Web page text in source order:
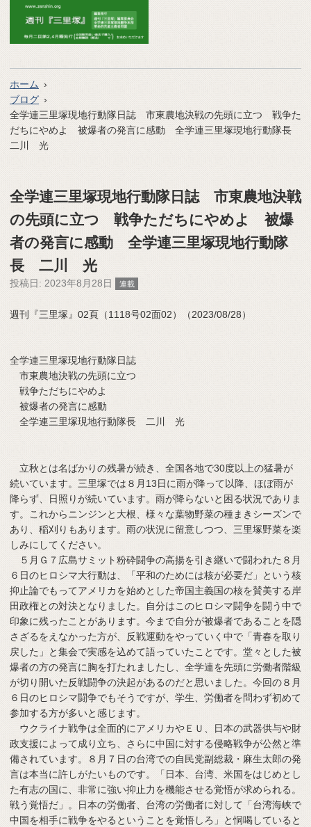
ホーム
ブログ
全学連三里塚現地行動隊日誌 市東農地決戦の先頭に立つ 戦争た
だちにやめよ 被爆者の発言に感動 全学連三里塚現地行動隊長
二川 光
全学連三里塚現地行動隊日誌 市東農地決戦
の先頭に立つ 戦争ただちにやめよ 被爆
者の発言に感動 全学連三里塚現地行動隊
長 二川 光
投稿日: 2023年8月28日 連載
週刊『三里塚』02頁（1118号02面02）（2023/08/28）
全学連三里塚現地行動隊日誌
市東農地決戦の先頭に立つ
戦争ただちにやめよ
被爆者の発言に感動
全学連三里塚現地行動隊長 二川 光
立秋とは名ばかりの残暑が続き、全国各地で30度以上の猛暑が
続いています。三里塚では８月13日に雨が降って以降、ほぼ雨が
降らず、日照りが続いています。雨が降らないと困る状況でありま
す。これからニンジンと大根、様々な葉物野菜の種まきシーズンで
あり、稲刈りもあります。雨の状況に留意しつつ、三里塚野菜を楽
しみにしてください。
５月Ｇ７広島サミット粉砕闘争の高揚を引き継いで闘われた８月
６日のヒロシマ大行動は、「平和のためには核が必要だ」という核
抑止論でもってアメリカを始めとした帝国主義国の核を賛美する岸
田政権との対決となりました。自分はこのヒロシマ闘争を闘う中で
印象に残ったことがあります。今まで自分が被爆者であることを隠
さざるをえなかった方が、反戦運動をやっていく中で「青春を取り
戻した」と集会で実感を込めて語っていたことです。堂々とした被
爆者の方の発言に胸を打たれましたし、全学連を先頭に労働者階級
が切り開いた反戦闘争の決起があるのだと思いました。今回の８月
６日のヒロシマ闘争でもそうですが、学生、労働者を問わず初めて
参加する方が多いと感じます。
ウクライナ戦争は全面的にアメリカやＥＵ、日本の武器供与や財
政支援によって成り立ち、さらに中国に対する侵略戦争が公然と準
備されています。８月７日の台湾での自民党副総裁・麻生太郎の発
言は本当に許しがたいものです。「日本、台湾、米国をはじめとし
た有志の国に、非常に強い抑止力を機能させる覚悟が求められる。
戦う覚悟だ」。日本の労働者、台湾の労働者に対して「台湾海峡で
中国を相手に戦争をやるということを覚悟しろ」と恫喝していると